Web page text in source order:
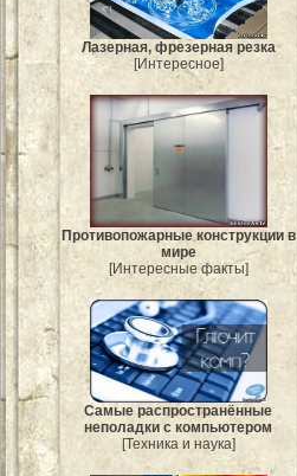
Лазерная, фрезерная резка
[Интересное]
Противопожарные конструкции в
мире
[Интересные факты]
Самые распространённые
неполадки с компьютером
[Техника и наука]